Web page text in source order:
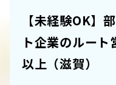
【未経験OK】
ト企業のルー
以上（滋賀）